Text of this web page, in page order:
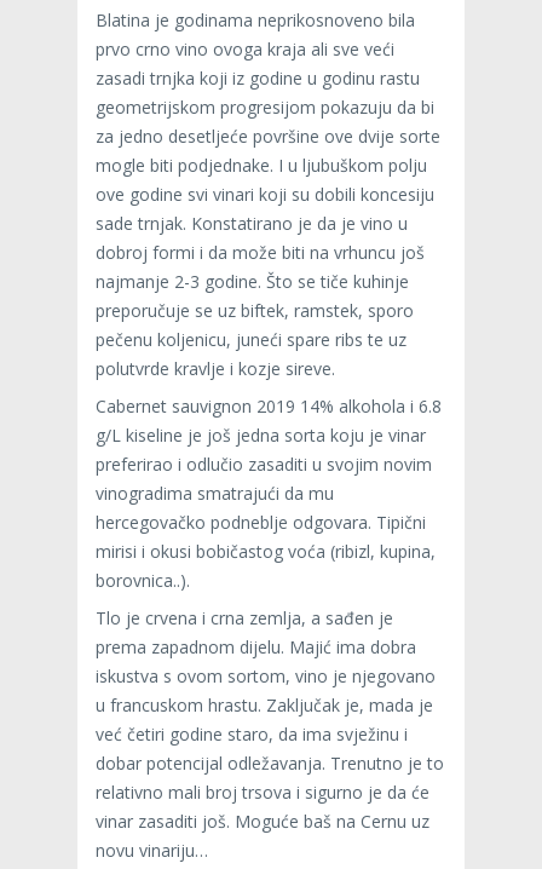
Blatina je godinama neprikosnoveno bila
prvo crno vino ovoga kraja ali sve veći
zasadi trnjka koji iz godine u godinu rastu
geometrijskom progresijom pokazuju da bi
za jedno desetljeće površine ove dvije sorte
mogle biti podjednake. I u ljubuškom polju
ove godine svi vinari koji su dobili koncesiju
sade trnjak. Konstatirano je da je vino u
dobroj formi i da može biti na vrhuncu još
najmanje 2-3 godine. Što se tiče kuhinje
preporučuje se uz biftek, ramstek, sporo
pečenu koljenicu, juneći spare ribs te uz
polutvrde kravlje i kozje sireve.
Cabernet sauvignon 2019 14% alkohola i 6.8
g/L kiseline je još jedna sorta koju je vinar
preferirao i odlučio zasaditi u svojim novim
vinogradima smatrajući da mu
hercegovačko podneblje odgovara. Tipični
mirisi i okusi bobičastog voća (ribizl, kupina,
borovnica..).
Tlo je crvena i crna zemlja, a sađen je
prema zapadnom dijelu. Majić ima dobra
iskustva s ovom sortom, vino je njegovano
u francuskom hrastu. Zaključak je, mada je
već četiri godine staro, da ima svježinu i
dobar potencijal odležavanja. Trenutno je to
relativno mali broj trsova i sigurno je da će
vinar zasaditi još. Moguće baš na Cernu uz
novu vinariju…